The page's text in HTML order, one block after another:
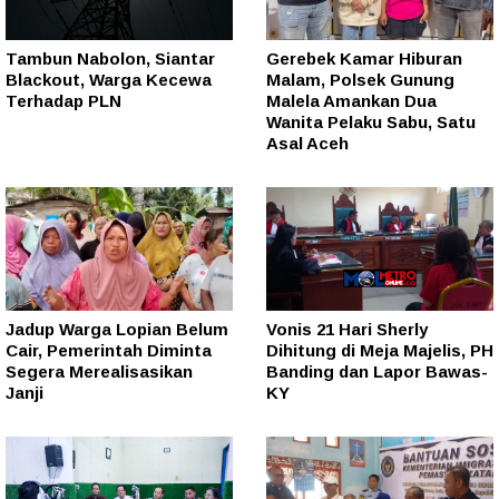
Tambun Nabolon, Siantar
Blackout, Warga Kecewa
Terhadap PLN
Gerebek Kamar Hiburan
Malam, Polsek Gunung
Malela Amankan Dua
Wanita Pelaku Sabu, Satu
Asal Aceh
Jadup Warga Lopian Belum
Cair, Pemerintah Diminta
Segera Merealisasikan
Janji
Vonis 21 Hari Sherly
Dihitung di Meja Majelis, PH
Banding dan Lapor Bawas-
KY